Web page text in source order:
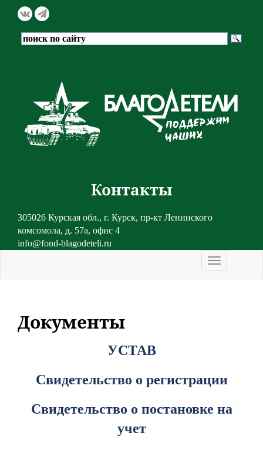
Контакты
305026 Курская обл., г. Курск, пр-кт Ленинского
комсомола, д. 57а, офис 4
info@fond-blagodeteli.ru
Toggle
Документы
УСТАВ
Свидетельство о регистрации
Свидетельство о постановке на
учет